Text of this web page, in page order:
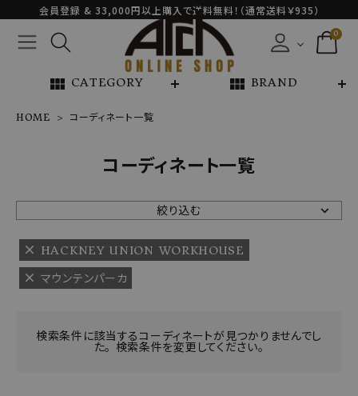
会員登録 & 33,000円以上購入で送料無料！（通常送料￥935）
0
view_module CATEGORY view_module BRAND
NEW ARRIVAL
ARCH EXCLUSIVE
BRAND
CATEGORY
HOME コーディネート一覧
コーディネート一覧
絞り込む
HACKNEY UNION WORKHOUSE
マウンテンパーカ
検索条件に該当するコーディネートが見つかりませんでし
た。 検索条件を変更してください。